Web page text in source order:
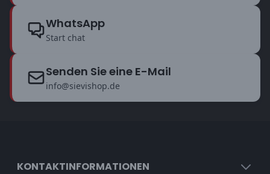
WhatsApp
Start chat
Senden Sie eine E-Mail
info@sievishop.de
KONTAKTINFORMATIONEN